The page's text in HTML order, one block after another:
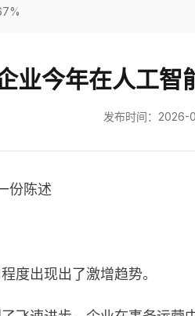
业今年在人工
发布时间：2026-
份陈述
度出现出了激增趋势。